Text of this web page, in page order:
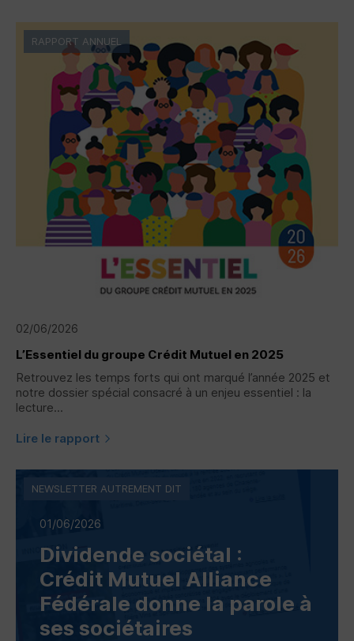
02/06/2026
L’Essentiel du groupe Crédit Mutuel en 2025
Retrouvez les temps forts qui ont marqué l’année 2025 et
notre dossier spécial consacré à un enjeu essentiel : la
lecture...
Lire le rapport
RAPPORT ANNUEL
01/06/2026
Dividende sociétal :
Crédit Mutuel Alliance
Fédérale donne la parole à
ses sociétaires
NEWSLETTER AUTREMENT DIT